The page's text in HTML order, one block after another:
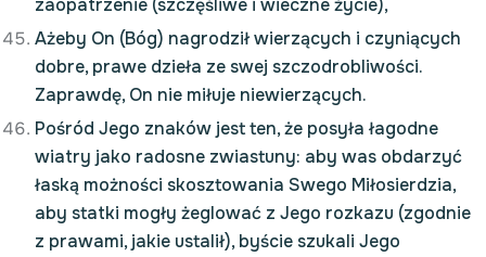
zaopatrzenie (szczęśliwe i wieczne życie),
Ażeby On (Bóg) nagrodził wierzących i czyniących
dobre, prawe dzieła ze swej szczodrobliwości.
Zaprawdę, On nie miłuje niewierzących.
Pośród Jego znaków jest ten, że posyła łagodne
wiatry jako radosne zwiastuny: aby was obdarzyć
łaską możności skosztowania Swego Miłosierdzia,
aby statki mogły żeglować z Jego rozkazu (zgodnie
z prawami, jakie ustalił), byście szukali Jego